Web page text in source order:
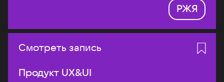
РЖЯ
Смотреть запись
Продукт UX&UI